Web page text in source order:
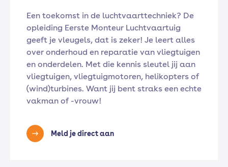
Een toekomst in de luchtvaarttechniek? De
opleiding Eerste Monteur Luchtvaartuig
geeft je vleugels, dat is zeker! Je leert alles
over onderhoud en reparatie van vliegtuigen
en onderdelen. Met die kennis sleutel jij aan
vliegtuigen, vliegtuigmotoren, helikopters of
(wind)turbines. Want jij bent straks een echte
vakman of -vrouw!
Meld je direct aan